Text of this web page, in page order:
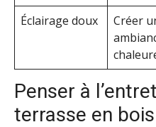
Éclairage doux
Créer
Penser à
terrasse en bois